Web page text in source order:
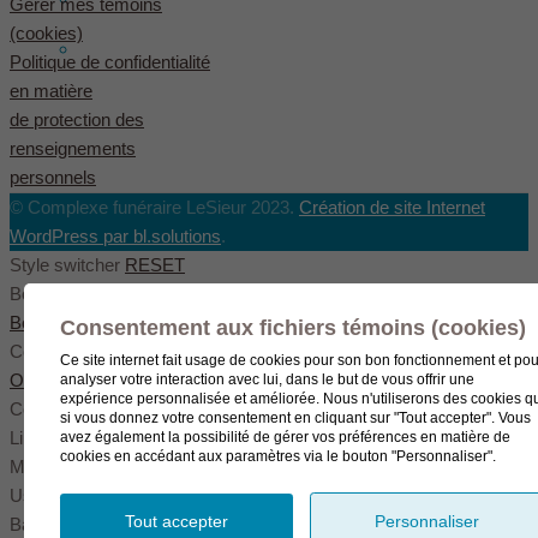
English
Gérer mes témoins
(cookies)
Politique de confidentialité
en matière
de protection des
renseignements
personnels
© Complexe funéraire LeSieur 2023. Création de site Internet
WordPress par bl.solutions.
Style switcher RESET
Body styles
Boxed
Wide Fullwide
Color scheme
Original Blue Green
Color settings
Link color
Menu color
User color
Background pattern
Consentement aux fichiers témoins (cookies)
Ce site internet fait usage de cookies pour son bon fonctionnement et
analyser votre interaction avec lui, dans le but de vous offrir une
expérience personnalisée et améliorée. Nous n'utiliserons des cookies
si vous donnez votre consentement en cliquant sur "Tout accepter". Vous
avez également la possibilité de gérer vos préférences en matière de
cookies en accédant aux paramètres via le bouton "Personnaliser".
Tout accepter Personnaliser